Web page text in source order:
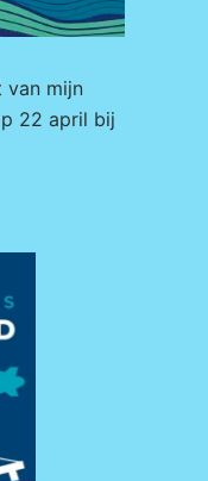
van mijn
22 april bij